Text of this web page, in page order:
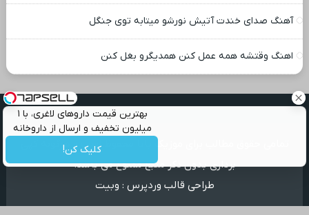
بهترین قیمت داروهای لاغری، با ۱
میلیون تخفیف و ارسال از داروخانه‌
کلیک کن!
آهنگ صدای خندت آتیش نورشو میتابه توی جنگل
اهنگ وقتشه همه عمل کنن همدیگرو بغل کنن
تمامی حقوق مطالب برای موزیک بابا محفوظ است و هرگونه کپی
برداری بدون ذکر منبع ممنوع می باشد.
طراحی قالب وردپرس : وبیت